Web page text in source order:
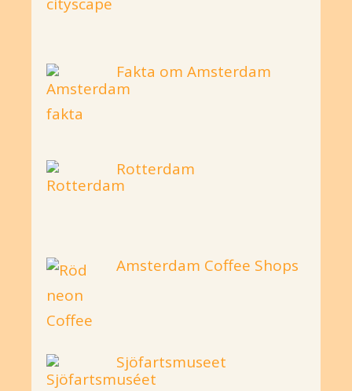
Fakta om Amsterdam
Rotterdam
Amsterdam Coffee Shops
Sjöfartsmuseet